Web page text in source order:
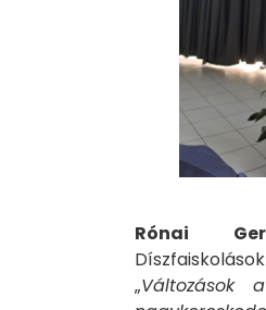
Rónai
„Változások